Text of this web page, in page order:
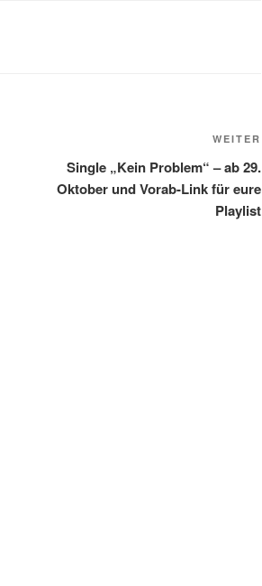
WEITER
Single „Kein Problem“ – ab 29.
Oktober und Vorab-Link für eure
Playlist